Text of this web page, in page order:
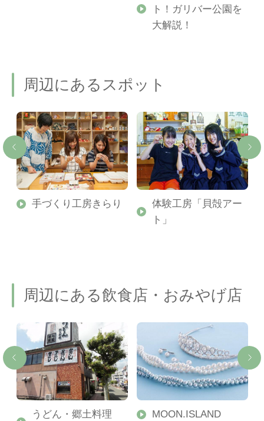
ト！ガリバー公園を
大解説！
周辺にあるスポット
手づくり工房きらり
体験工房「貝殻アー
ト」
周辺にある飲食店・おみやげ店
うどん・郷土料理
MOON.ISLAND